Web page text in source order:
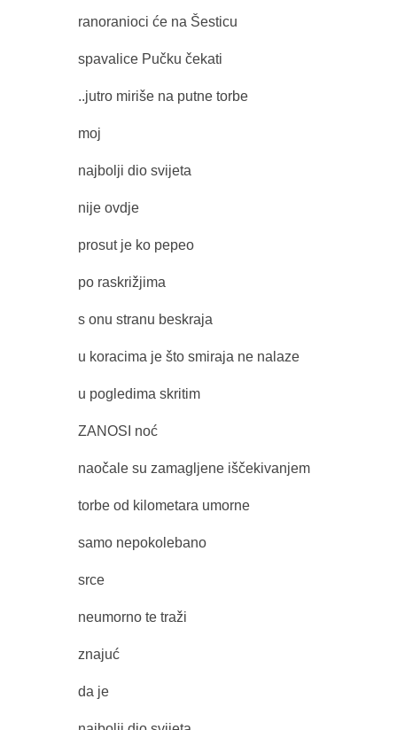
ranoranioci će na Šesticu
spavalice Pučku čekati
..jutro miriše na putne torbe
moj
najbolji dio svijeta
nije ovdje
prosut je ko pepeo
po raskrižjima
s onu stranu beskraja
u koracima je što smiraja ne nalaze
u pogledima skritim
ZANOSI noć
naočale su zamagljene iščekivanjem
torbe od kilometara umorne
samo nepokolebano
srce
neumorno te traži
znajuć
da je